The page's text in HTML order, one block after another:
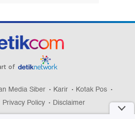
of
Media Siber Karir
Kotak Pos
Privacy Policy Disclaimer